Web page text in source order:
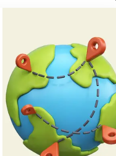
available in another language.
ИИ лого Видео с ИИ
логотип в